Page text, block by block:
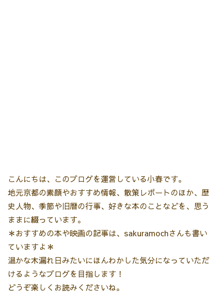
こんにちは、このブログを運営している小春です。
地元京都の素顔やおすすめ情報、散策レポートのほか、歴
史人物、季節や旧暦の行事、好きな本のことなどを、思う
ままに綴っています。
＊おすすめの本や映画の記事は、sakuramochさんも書い
ていますよ＊
温かな木漏れ日みたいにほんわかした気分になっていただ
けるようなブログを目指します！
どうぞ楽しくお読みくださいね。